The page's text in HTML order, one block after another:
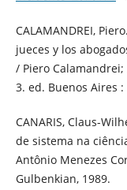
CALAMANDREI,
jueces y los
/ Piero
3. ed. Buenos Aires
CANARIS, Claus-
de sistema na
Antônio Menezes
Gulbenkian, 1989.